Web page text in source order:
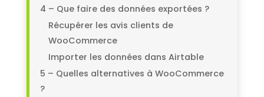
4 – Que faire des données exportées ?
Récupérer les avis clients de
WooCommerce
Importer les données dans Airtable
5 – Quelles alternatives à WooCommerce
?